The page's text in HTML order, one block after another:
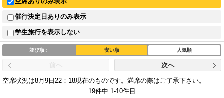
催行決定日ありのみ表示
学生旅行を表示しない
並び順： 安い順 人気順
次へ
空席状況は8月9日22：18現在のものです。 満席の際はご了承下さい。
19件中 1-10件目